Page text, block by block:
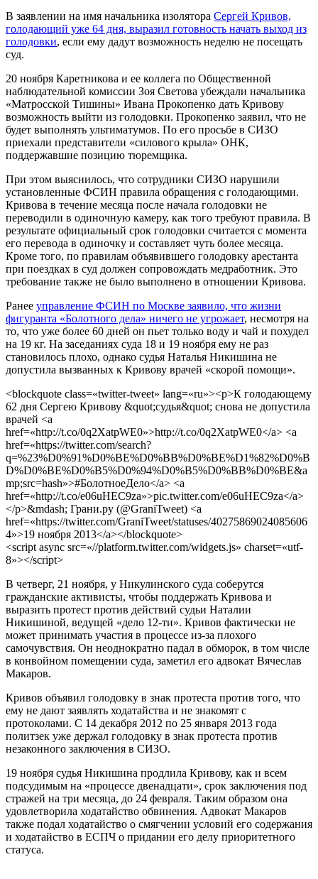
В заявлении на имя начальника изолятора Сергей Кривов,
голодающий уже 64 дня, выразил готовность начать выход из
голодовки, если ему дадут возможность неделю не посещать
суд.
20 ноября Каретникова и ее коллега по Общественной
наблюдательной комиссии Зоя Светова убеждали начальника
«Матросской Тишины» Ивана Прокопенко дать Кривову
возможность выйти из голодовки. Прокопенко заявил, что не
будет выполнять ультиматумов. По его просьбе в СИЗО
приехали представители «силового крыла» ОНК,
поддержавшие позицию тюремщика.
При этом выяснилось, что сотрудники СИЗО нарушили
установленные ФСИН правила обращения с голодающими.
Кривова в течение месяца после начала голодовки не
переводили в одиночную камеру, как того требуют правила. В
результате официальный срок голодовки считается с момента
его перевода в одиночку и составляет чуть более месяца.
Кроме того, по правилам объявившего голодовку арестанта
при поездках в суд должен сопровождать медработник. Это
требование также не было выполнено в отношении Кривова.
Ранее управление ФСИН по Москве заявило, что жизни
фигуранта «Болотного дела» ничего не угрожает, несмотря на
то, что уже более 60 дней он пьет только воду и чай и похудел
на 19 кг. На заседаниях суда 18 и 19 ноября ему не раз
становилось плохо, однако судья Наталья Никишина не
допустила вызванных к Кривову врачей «скорой помощи».
<blockquote class=«twitter-tweet» lang=«ru»><p>К голодающему
62 дня Сергею Кривову &quot;судья&quot; снова не допустила
врачей <a
href=«http://t.co/0q2XatpWE0»>http://t.co/0q2XatpWE0</a> <a
href=«https://twitter.com/search?
q=%23%D0%91%D0%BE%D0%BB%D0%BE%D1%82%D0%B
D%D0%BE%D0%B5%D0%94%D0%B5%D0%BB%D0%BE&a
mp;src=hash»>#БолотноеДело</a> <a
href=«http://t.co/e06uHEC9za»>pic.twitter.com/e06uHEC9za</a>
</p>&mdash; Грани.ру (@GraniTweet) <a
href=«https://twitter.com/GraniTweet/statuses/40275869024085606
4»>19 ноября 2013</a></blockquote>
<script async src=«//platform.twitter.com/widgets.js» charset=«utf-
8»></script>
В четверг, 21 ноября, у Никулинского суда соберутся
гражданские активисты, чтобы поддержать Кривова и
выразить протест против действий судьи Наталии
Никишиной, ведущей «дело 12-ти». Кривов фактически не
может принимать участия в процессе из-за плохого
самочувствия. Он неоднократно падал в обморок, в том числе
в конвойном помещении суда, заметил его адвокат Вячеслав
Макаров.
Кривов объявил голодовку в знак протеста против того, что
ему не дают заявлять ходатайства и не знакомят с
протоколами. С 14 декабря 2012 по 25 января 2013 года
политзек уже держал голодовку в знак протеста против
незаконного заключения в СИЗО.
19 ноября судья Никишина продлила Кривову, как и всем
подсудимым на «процессе двенадцати», срок заключения под
стражей на три месяца, до 24 февраля. Таким образом она
удовлетворила ходатайство обвинения. Адвокат Макаров
также подал ходатайство о смягчении условий его содержания
и ходатайство в ЕСПЧ о придании его делу приоритетного
статуса.